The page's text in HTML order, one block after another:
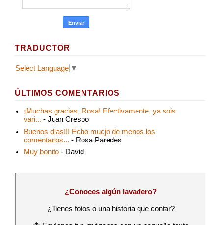
TRADUCTOR
Select Language ▼
ÚLTIMOS COMENTARIOS
¡Muchas gracias, Rosa! Efectivamente, ya sois
vari... - Juan Crespo
Buenos días!!! Echo mucjo de menos los
comentarios... - Rosa Paredes
Muy bonito - David
¿Conoces algún lavadero?
¿Tienes fotos o una historia que contar?